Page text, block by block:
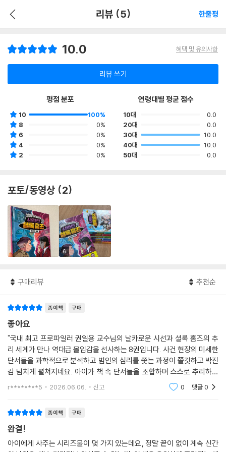
리뷰 (5) 한줄평
10.0 혜택 및 유의사항
리뷰 쓰기
평점 분포
10
100%
8
0%
6
0%
4
0%
2
0%
연령대별 평균 점수
10대
0.0
20대
0.0
30대
10.0
40대
10.0
50대
0.0
포토/동영상 (2)
6
구매리뷰 추천순
종이책 구매
좋아요
"국내 최고 프로파일러 권일용 교수님의 날카로운 시선과 셜록 홈즈의 추
리 세계가 만나 역대급 몰입감을 선사하는 8권입니다. 사건 현장의 미세한
단서들을 과학적으로 분석하고 범인의 심리를 쫓는 과정이 쫄깃하고 박진
감 넘치게 펼쳐지네요. 아이가 책 속 단서들을 조합하며 스스로 추리하는
재미에 푹 빠졌고, 논리적 사고력과 문제 해결력을 키우기에 최고입니다
r********5 2026.06.06. 신고 0 댓글0
종이책 구매
완결!
아이에게 사주는 시리즈물이 몇 가지 있는데요, 정말 끝이 없이 계속 신간